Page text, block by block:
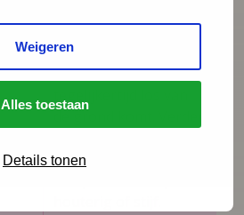
Weigeren
Alles toestaan
Details tonen
De onderzoeker
observeert of het kind
met beide voeten
van de uitvoering van